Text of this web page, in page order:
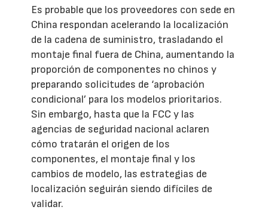
Es probable que los proveedores con sede en
China respondan acelerando la localización
de la cadena de suministro, trasladando el
montaje final fuera de China, aumentando la
proporción de componentes no chinos y
preparando solicitudes de ‘aprobación
condicional’ para los modelos prioritarios.
Sin embargo, hasta que la FCC y las
agencias de seguridad nacional aclaren
cómo tratarán el origen de los
componentes, el montaje final y los
cambios de modelo, las estrategias de
localización seguirán siendo difíciles de
validar.